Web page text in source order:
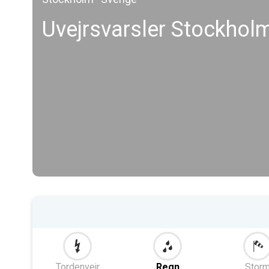
Uvejrsvarsler